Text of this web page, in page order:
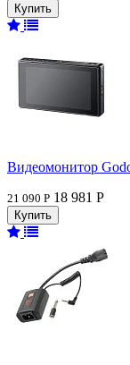
Видеомонитор
21 090 Р 18 981 Р